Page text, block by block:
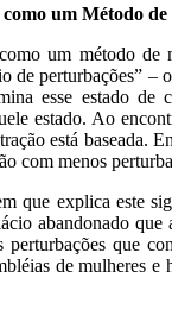
um Método
um método de
de perturbações” –
esse estado de
estado. Ao
está baseada.
com menos
que explica este
abandonado
perturbações que
de mulheres